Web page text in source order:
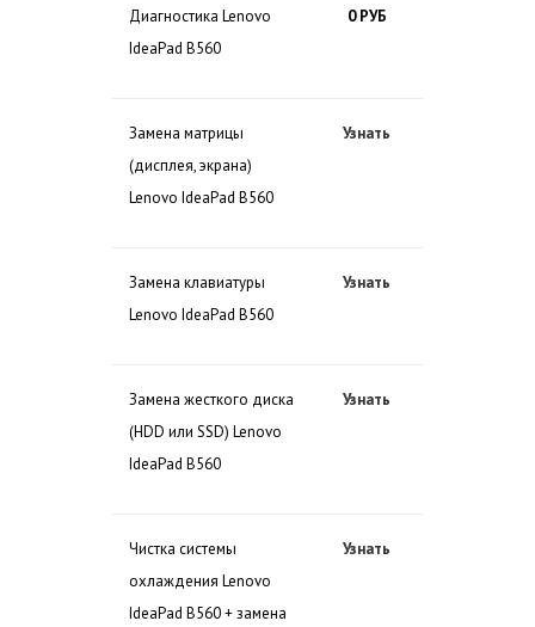
Диагностика Lenovo
IdeaPad B560
0 РУБ
Замена матрицы
(дисплея, экрана)
Lenovo IdeaPad B560
Узнать
Замена клавиатуры
Lenovo IdeaPad B560
Узнать
Замена жесткого диска
(HDD или SSD) Lenovo
IdeaPad B560
Узнать
Чистка системы
охлаждения Lenovo
IdeaPad B560 + замена
Узнать